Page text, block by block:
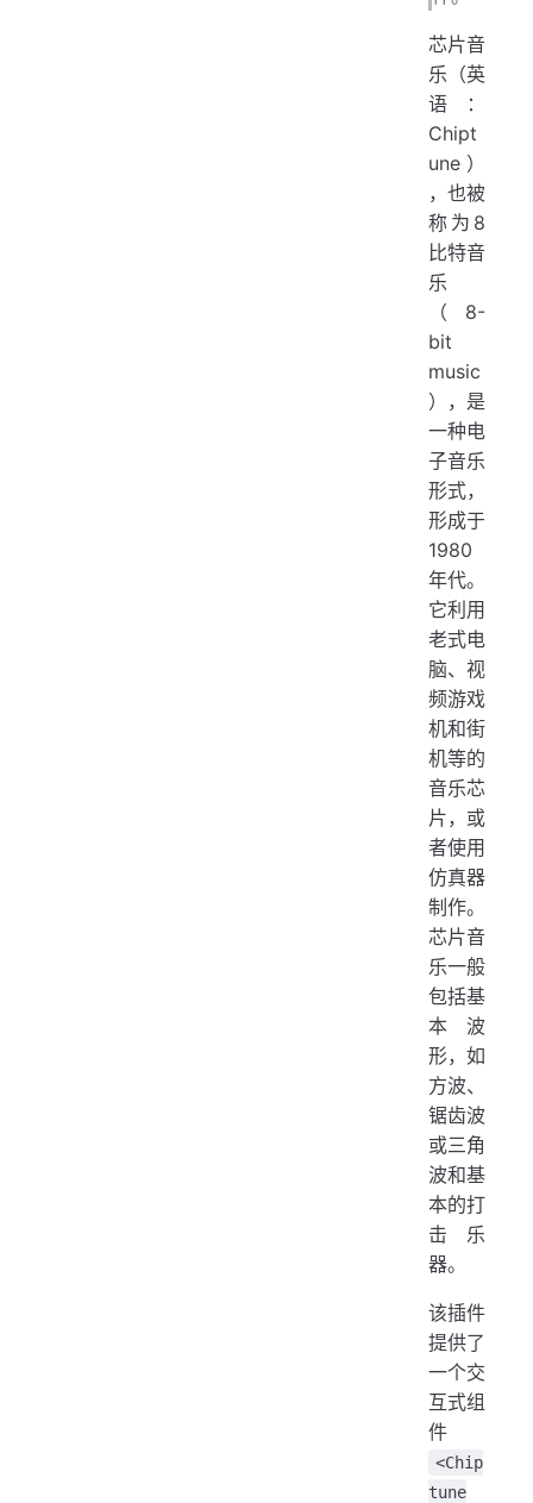
芯片音
乐（英
语：
Chipt
une）
，也被
称为8
比特音
乐
（8-
bit
music
），是
一种电
子音乐
形式，
形成于
1980
年代。
它利用
老式电
脑、视
频游戏
机和街
机等的
音乐芯
片，或
者使用
仿真器
制作。
芯片音
乐一般
包括基
本波
形，如
方波、
锯齿波
或三角
波和基
本的打
击乐
器。
该插件
提供了
一个交
互式组
件
<Chip
tune